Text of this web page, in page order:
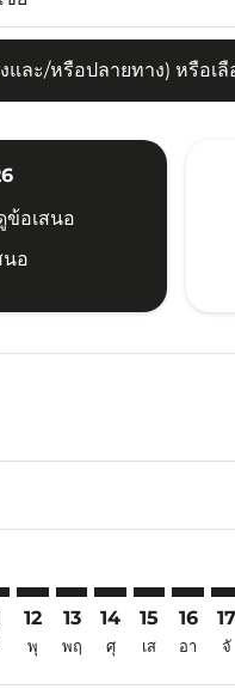
ละ/หรือปลายทาง) หรือเ
ข้อเสนอ
นอ
12
พุ
13
พฤ
14
ศุ
15
เส
16
อา
17
จั